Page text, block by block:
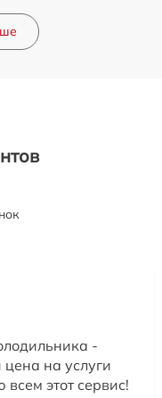
-
на услуги
этот сервис!